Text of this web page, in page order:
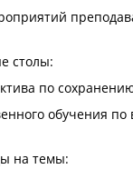
столы:
по
обучения
на темы: